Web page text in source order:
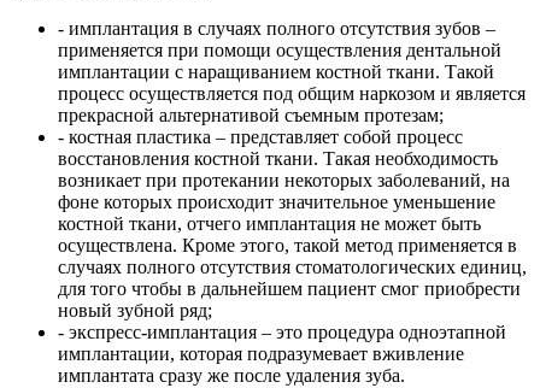
- имплантация в случаях полного отсутствия зубов –
применяется при помощи осуществления дентальной
имплантации с наращиванием костной ткани. Такой
процесс осуществляется под общим наркозом и является
прекрасной альтернативой съемным протезам;
- костная пластика – представляет собой процесс
восстановления костной ткани. Такая необходимость
возникает при протекании некоторых заболеваний, на
фоне которых происходит значительное уменьшение
костной ткани, отчего имплантация не может быть
осуществлена. Кроме этого, такой метод применяется в
случаях полного отсутствия стоматологических единиц,
для того чтобы в дальнейшем пациент смог приобрести
новый зубной ряд;
- экспресс-имплантация – это процедура одноэтапной
имплантации, которая подразумевает вживление
имплантата сразу же после удаления зуба.